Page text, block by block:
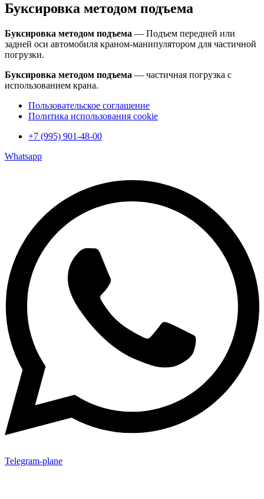
Буксировка методом подъема
Буксировка методом подъема — Подъем передней или
задней оси автомобиля краном-манипулятором для частичной
погрузки.
Буксировка методом подъема — частичная погрузка с
использованием крана.
Пользовательское соглашение
Политика использования cookie
+7 (995) 901-48-00
Whatsapp
Telegram-plane